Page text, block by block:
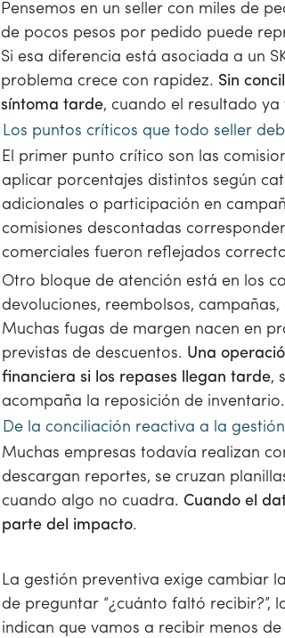
Pensemos en un seller con miles de
de pocos pesos por pedido puede
Si esa diferencia está asociada a un
problema crece con rapidez. Sin
síntoma tarde, cuando el resultado
Los puntos críticos que todo seller
El primer punto crítico son las
aplicar porcentajes distintos según
adicionales o participación en
comisiones descontadas
comerciales fueron reflejados
Otro bloque de atención está en los
devoluciones, reembolsos,
Muchas fugas de margen nacen en
previstas de descuentos. Una
financiera si los repases llegan tarde,
acompaña la reposición de inventario.
De la conciliación reactiva a la
Muchas empresas todavía realizan
descargan reportes, se cruzan
cuando algo no cuadra. Cuando el
parte del impacto.
La gestión preventiva exige cambiar
de preguntar “¿cuánto faltó recibir?”,
indican que vamos a recibir menos de